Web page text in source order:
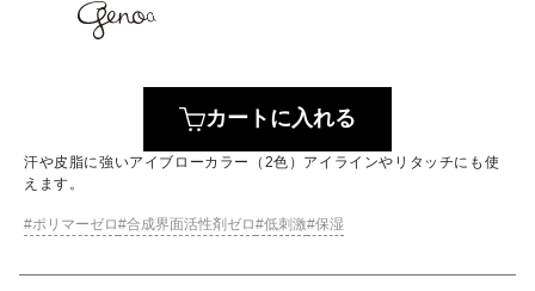
カートに入れる
汗や皮脂に強いアイブローカラー（2色）アイラインやリタッチにも使
えます。
ポリマーゼロ 合成界面活性剤ゼロ 低刺激 保湿